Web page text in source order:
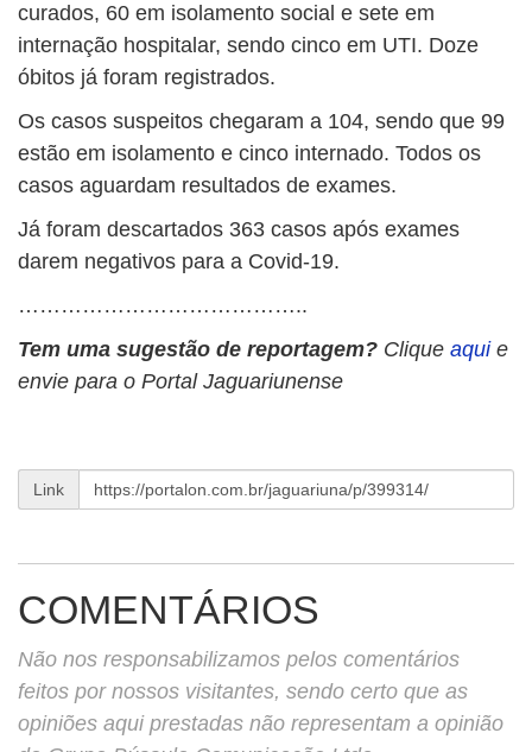
curados, 60 em isolamento social e sete em
internação hospitalar, sendo cinco em UTI. Doze
óbitos já foram registrados.
Os casos suspeitos chegaram a 104, sendo que 99
estão em isolamento e cinco internado. Todos os
casos aguardam resultados de exames.
Já foram descartados 363 casos após exames
darem negativos para a Covid-19.
…………………………………..
Tem uma sugestão de reportagem? Clique aqui e
envie para o Portal Jaguariunense
Link
COMENTÁRIOS
Não nos responsabilizamos pelos comentários
feitos por nossos visitantes, sendo certo que as
opiniões aqui prestadas não representam a opinião